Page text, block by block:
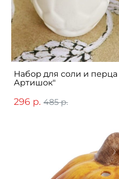
Набор для соли и
Артишок"
296 р. 485 р.